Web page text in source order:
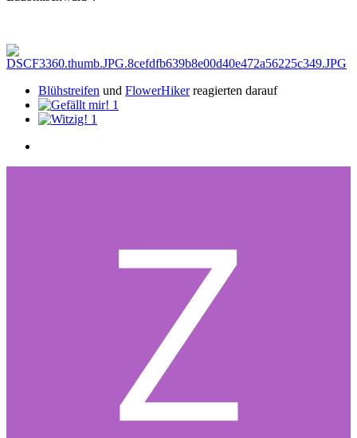
Blühstreifen und FlowerHikerreagierten darauf
1
1